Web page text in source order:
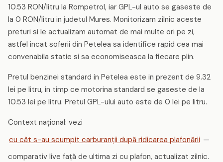
10.53 RON/litru la Rompetrol, iar GPL-ul auto se gaseste de
la 0 RON/litru in judetul Mures. Monitorizam zilnic aceste
preturi si le actualizam automat de mai multe ori pe zi,
astfel incat soferii din Petelea sa identifice rapid cea mai
convenabila statie si sa economiseasca la fiecare plin.
Pretul benzinei standard in Petelea este in prezent de 9.32
lei pe litru, in timp ce motorina standard se gaseste de la
10.53 lei pe litru. Pretul GPL-ului auto este de 0 lei pe litru.
Context național: vezi
cu cât s-au scumpit carburanții după ridicarea plafonării —
comparativ live față de ultima zi cu plafon, actualizat zilnic.